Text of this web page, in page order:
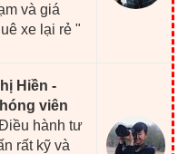
và giá
xe lại rẻ "
Hiền -
viên
hành tư
rất kỹ và